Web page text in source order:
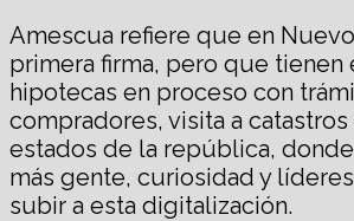
Amescua refiere que en
primera firma, pero que tienen
hipotecas en proceso con
compradores, visita a
estados de la república,
más gente, curiosidad y
subir a esta digitalización.